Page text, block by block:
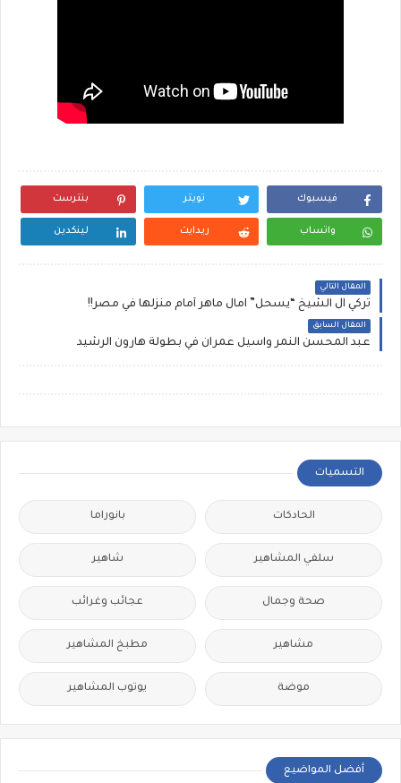
فيسبوك تويتر بنترست
واتساب ريدايت لينكدين
المقال التالي
تركي آل الشيخ “يسحل” آمال ماهر أمام منزلها في مصر!!
المقال السابق
عبد المحسن النمر واسيل عمران في بطولة هارون الرشيد
التسميات
الحادكات بانوراما
سلفي المشاهير شاهير
صحة وجمال عجائب وغرائب
مشاهير مطبخ المشاهير
موضة يوتوب المشاهير
أفضل المواضيع